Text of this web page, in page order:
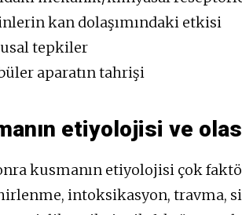
kan dolaşımındaki etkisi
tepkiler
aparatın tahrişi
etiyolojisi ve
kusmanın etiyolojisi çok
intoksikasyon, travma,